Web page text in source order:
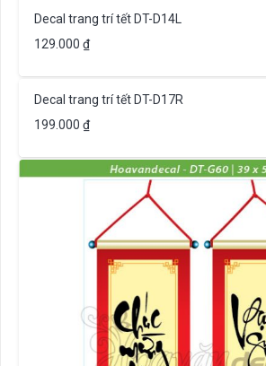
Decal trang trí tết DT-D14L
129.000 ₫
Decal trang trí tết DT-D17R
199.000 ₫